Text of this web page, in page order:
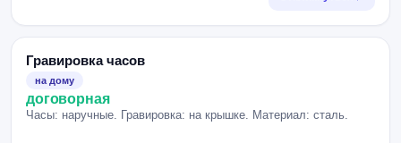
Гравировка часов
на дому
договорная
Часы: наручные. Гравировка: на крышке. Материал: сталь.